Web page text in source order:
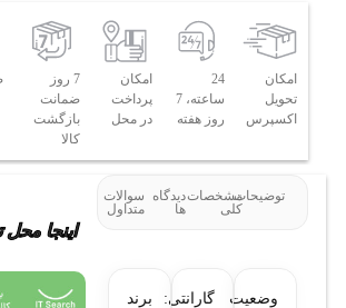
امکان
تحویل
اکسپرس
24
ساعته، 7
روز هفته
امکان
پرداخت
در محل
7 روز
ضمانت
بازگشت
کالا
توضیحاتمشخصات
کلی
دیدگاه
ها
سوالات
متداول
وضعیت
گارانتی:
برند
اینجا